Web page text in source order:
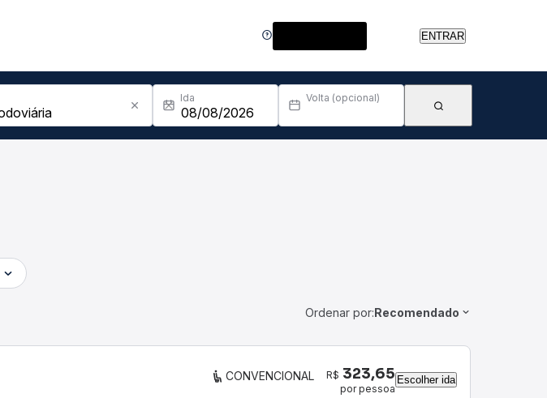
ENTRAR
Ida Volta (opcional)
Ordenar por:Recomendado
CONVENCIONAL R$ 323,65
por pessoa
Escolher ida